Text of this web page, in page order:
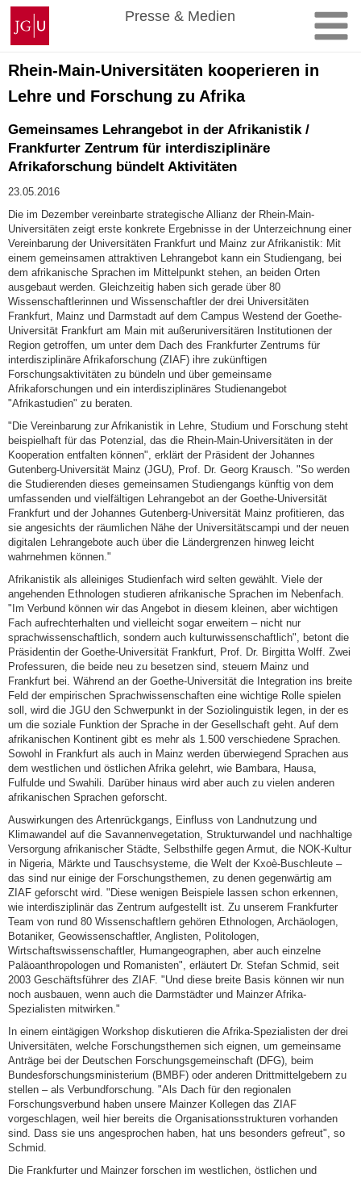
Zum
Inhalt
springen
Johannes
Gutenberg-
Universität
Mainz
Presse & Medien
Rhein-Main-Universitäten kooperieren in
Lehre und Forschung zu Afrika
Gemeinsames Lehrangebot in der Afrikanistik /
Frankfurter Zentrum für interdisziplinäre
Afrikaforschung bündelt Aktivitäten
23.05.2016
Die im Dezember vereinbarte strategische Allianz der Rhein-Main-
Universitäten zeigt erste konkrete Ergebnisse in der Unterzeichnung einer
Vereinbarung der Universitäten Frankfurt und Mainz zur Afrikanistik: Mit
einem gemeinsamen attraktiven Lehrangebot kann ein Studiengang, bei
dem afrikanische Sprachen im Mittelpunkt stehen, an beiden Orten
ausgebaut werden. Gleichzeitig haben sich gerade über 80
Wissenschaftlerinnen und Wissenschaftler der drei Universitäten
Frankfurt, Mainz und Darmstadt auf dem Campus Westend der Goethe-
Universität Frankfurt am Main mit außeruniversitären Institutionen der
Region getroffen, um unter dem Dach des Frankfurter Zentrums für
interdisziplinäre Afrikaforschung (ZIAF) ihre zukünftigen
Forschungsaktivitäten zu bündeln und über gemeinsame
Afrikaforschungen und ein interdisziplinäres Studienangebot
"Afrikastudien" zu beraten.
"Die Vereinbarung zur Afrikanistik in Lehre, Studium und Forschung steht
beispielhaft für das Potenzial, das die Rhein-Main-Universitäten in der
Kooperation entfalten können", erklärt der Präsident der Johannes
Gutenberg-Universität Mainz (JGU), Prof. Dr. Georg Krausch. "So werden
die Studierenden dieses gemeinsamen Studiengangs künftig von dem
umfassenden und vielfältigen Lehrangebot an der Goethe-Universität
Frankfurt und der Johannes Gutenberg-Universität Mainz profitieren, das
sie angesichts der räumlichen Nähe der Universitätscampi und der neuen
digitalen Lehrangebote auch über die Ländergrenzen hinweg leicht
wahrnehmen können."
Afrikanistik als alleiniges Studienfach wird selten gewählt. Viele der
angehenden Ethnologen studieren afrikanische Sprachen im Nebenfach.
"Im Verbund können wir das Angebot in diesem kleinen, aber wichtigen
Fach aufrechterhalten und vielleicht sogar erweitern – nicht nur
sprachwissenschaftlich, sondern auch kulturwissenschaftlich", betont die
Präsidentin der Goethe-Universität Frankfurt, Prof. Dr. Birgitta Wolff. Zwei
Professuren, die beide neu zu besetzen sind, steuern Mainz und
Frankfurt bei. Während an der Goethe-Universität die Integration ins breite
Feld der empirischen Sprachwissenschaften eine wichtige Rolle spielen
soll, wird die JGU den Schwerpunkt in der Soziolinguistik legen, in der es
um die soziale Funktion der Sprache in der Gesellschaft geht. Auf dem
afrikanischen Kontinent gibt es mehr als 1.500 verschiedene Sprachen.
Sowohl in Frankfurt als auch in Mainz werden überwiegend Sprachen aus
dem westlichen und östlichen Afrika gelehrt, wie Bambara, Hausa,
Fulfulde und Swahili. Darüber hinaus wird aber auch zu vielen anderen
afrikanischen Sprachen geforscht.
Auswirkungen des Artenrückgangs, Einfluss von Landnutzung und
Klimawandel auf die Savannenvegetation, Strukturwandel und nachhaltige
Versorgung afrikanischer Städte, Selbsthilfe gegen Armut, die NOK-Kultur
in Nigeria, Märkte und Tauschsysteme, die Welt der Kxoè-Buschleute –
das sind nur einige der Forschungsthemen, zu denen gegenwärtig am
ZIAF geforscht wird. "Diese wenigen Beispiele lassen schon erkennen,
wie interdisziplinär das Zentrum aufgestellt ist. Zu unserem Frankfurter
Team von rund 80 Wissenschaftlern gehören Ethnologen, Archäologen,
Botaniker, Geowissenschaftler, Anglisten, Politologen,
Wirtschaftswissenschaftler, Humangeographen, aber auch einzelne
Paläoanthropologen und Romanisten", erläutert Dr. Stefan Schmid, seit
2003 Geschäftsführer des ZIAF. "Und diese breite Basis können wir nun
noch ausbauen, wenn auch die Darmstädter und Mainzer Afrika-
Spezialisten mitwirken."
In einem eintägigen Workshop diskutieren die Afrika-Spezialisten der drei
Universitäten, welche Forschungsthemen sich eignen, um gemeinsame
Anträge bei der Deutschen Forschungsgemeinschaft (DFG), beim
Bundesforschungsministerium (BMBF) oder anderen Drittmittelgebern zu
stellen – als Verbundforschung. "Als Dach für den regionalen
Forschungsverbund haben unsere Mainzer Kollegen das ZIAF
vorgeschlagen, weil hier bereits die Organisationsstrukturen vorhanden
sind. Dass sie uns angesprochen haben, hat uns besonders gefreut", so
Schmid.
Die Frankfurter und Mainzer forschen im westlichen, östlichen und